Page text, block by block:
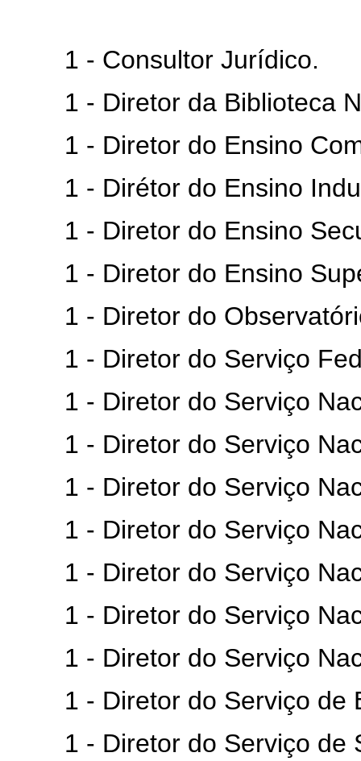
1 - Consultor Jurídico.
1 - Diretor da Biblioteca
1 - Diretor do Ensino
1 - Dirétor do Ensino
1 - Diretor do Ensino
1 - Diretor do Ensino
1 - Diretor do
1 - Diretor do Serviço
1 - Diretor do Serviço
1 - Diretor do Serviço
1 - Diretor do Serviço
1 - Diretor do Serviço
1 - Diretor do Serviço
1 - Diretor do Serviço
1 - Diretor do Serviço
1 - Diretor do Serviço de
1 - Diretor do Serviço de